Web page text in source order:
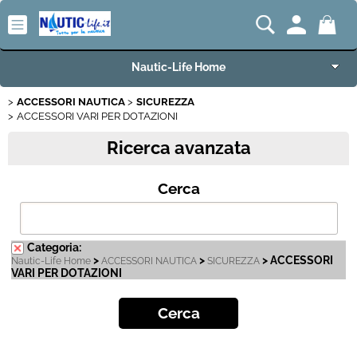
Nautic-Life Home
Accessori e Ricambi
Imbarcazioni e Motori
Carrelli Porta Barca
Fineserie e Occasioni
ACCESSORI NAUTICA
SICUREZZA
ACCESSORI VARI PER DOTAZIONI
Ricerca avanzata
Cerca
Categoria:
Nautic-Life Home > ACCESSORI NAUTICA > SICUREZZA > ACCESSORI
VARI PER DOTAZIONI